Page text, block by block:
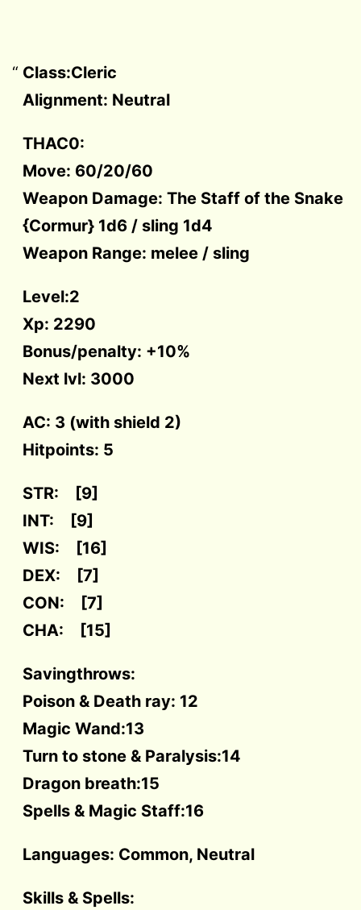
Class:Cleric
Alignment: Neutral
THAC0:
Move: 60/20/60
Weapon Damage: The Staff of the Snake
{Cormur} 1d6 / sling 1d4
Weapon Range: melee / sling
Level:2
Xp: 2290
Bonus/penalty: +10%
Next lvl: 3000
AC: 3 (with shield 2)
Hitpoints: 5
STR: [9]
INT: [9]
WIS: [16]
DEX: [7]
CON: [7]
CHA: [15]
Savingthrows:
Poison & Death ray: 12
Magic Wand:13
Turn to stone & Paralysis:14
Dragon breath:15
Spells & Magic Staff:16
Languages: Common, Neutral
Skills & Spells: